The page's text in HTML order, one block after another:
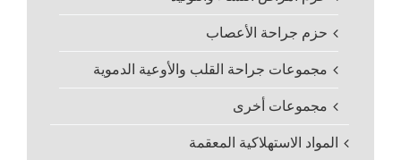
حزم جراحة الأعصاب
مجموعات جراحة القلب والأوعية الدموية
مجموعات أخرى
المواد الاستهلاكية المعقمة